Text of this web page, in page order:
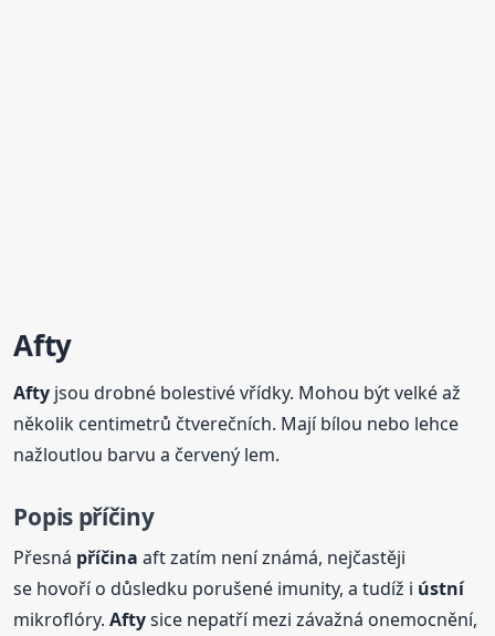
Afty
Afty jsou drobné bolestivé vřídky. Mohou být velké až
několik centimetrů čtverečních. Mají bílou nebo lehce
nažloutlou barvu a červený lem.
Popis příčiny
Přesná příčina aft zatím není známá, nejčastěji
se hovoří o důsledku porušené imunity, a tudíž i ústní
mikroflóry.Aftysice nepatří mezi závažná onemocnění,